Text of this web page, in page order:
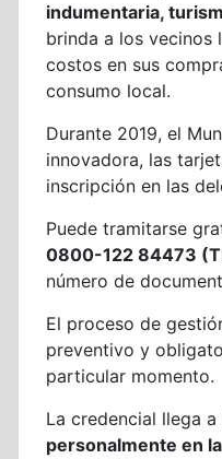
indumentaria,
brinda a los vecinos
costos en sus
consumo local.
Durante 2019, el
innovadora, las
inscripción en las
Puede tramitarse
0800-122 84473
número de
El proceso de
preventivo y
particular momento.
La credencial llega a
personalmente en